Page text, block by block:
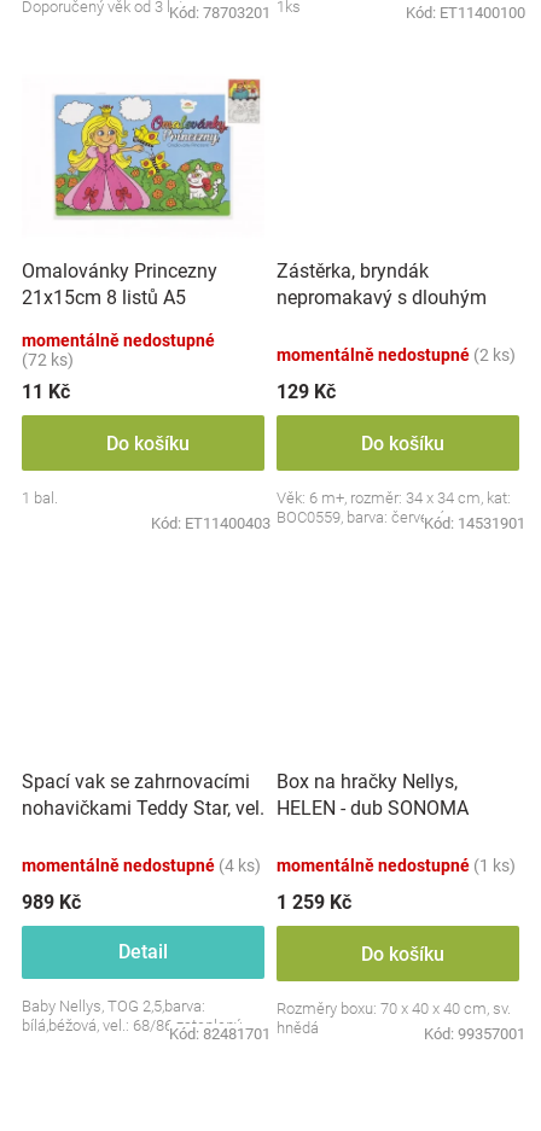
Doporučený věk od 3 letKód: 78703201 1ks Kód: ET11400100
Omalovánky Princezny
21x15cm 8 listů A5
momentálně nedostupné
(72 ks)
11 Kč
Do košíku
1 bal.
Kód: ET11400403
Zástěrka, bryndák
nepromakavý s dlouhým
momentálně nedostupné (2 ks)
129 Kč
Do košíku
Věk: 6 m+, rozměr: 34 x 34 cm, kat:
BOC0559, barva: červená
Kód: 14531901
Spací vak se zahrnovacími
nohavičkami Teddy Star, vel.
momentálně nedostupné (4 ks)
989 Kč
Detail
Baby Nellys, TOG 2,5,barva:
bílá,béžová, vel.: 68/86 zateplený
Kód: 82481701
Box na hračky Nellys,
HELEN - dub SONOMA
momentálně nedostupné (1 ks)
1 259 Kč
Do košíku
Rozměry boxu: 70 x 40 x 40 cm, sv.
hnědá
Kód: 99357001